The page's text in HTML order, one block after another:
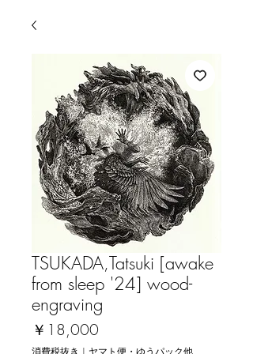
TSUKADA,Tatsuki [awake
from sleep '24] wood-
engraving
￥18,000
格
消費税抜き | ヤマト便・ゆうパック他